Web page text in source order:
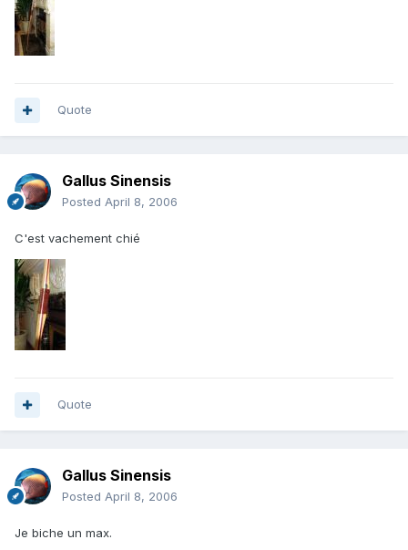
Quote
Gallus Sinensis
Posted April 8, 2006
C'est vachement chié
Quote
Gallus Sinensis
Posted April 8, 2006
Je biche un max.